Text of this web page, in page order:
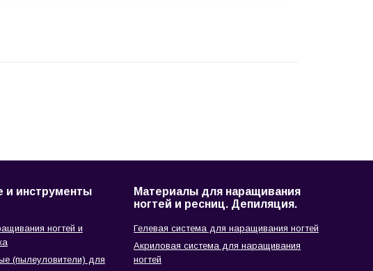
и инструменты
ногтей и
(пылеуловители) для
Материалы для наращивания
ногтей и ресниц. Депиляция.
Гелевая система для наращивания ногтей
Акриловая система для наращивания
ногтей